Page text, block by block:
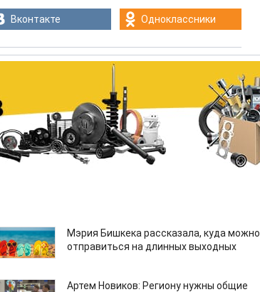
Вконтакте Одноклассники
Мэрия Бишкека рассказала, куда можно
отправиться на длинных выходных
Артем Новиков: Региону нужны общие